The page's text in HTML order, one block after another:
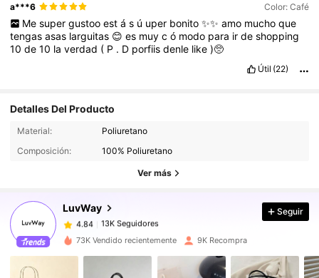
a***6 Color: Café
Me super gustoo est á s ú uper bonito ✨✨ amo mucho que
tengasasas larguitas 😊es muycó modo para irdeshopping
10de10 laverdad ( P . D porfiisdenle like)🥺
Útil (22)
Detalles Del Producto
Material:
Poliuretano
Composición:
100% Poliuretano
Ver más
LuvWay
13K Seguidores
13K Seguidores
13K Seguidores
13K Seguidores
A***l seguidoHace 9 horas
4.84
13K Seguidores
13K Seguidores
Seguir
73K Vendido recientemente 9K Recompra